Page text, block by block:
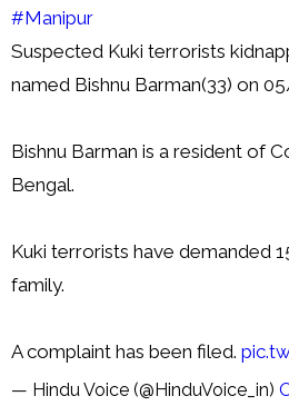
#Manipur
Suspected Kuki terrorists
named Bishnu Barman(33) on
Bishnu Barman is a resident of
Bengal.
Kuki terrorists have demanded
family.
A complaint has been filed.
— Hindu Voice (@HinduVoice_in)